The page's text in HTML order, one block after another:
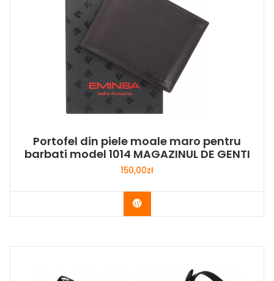
Portofel din piele moale maro pentru
barbati model 1014 MAGAZINUL DE GENTI
150,00zł
Buy Now